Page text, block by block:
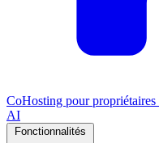
CoHosting pour propriétaires
AI